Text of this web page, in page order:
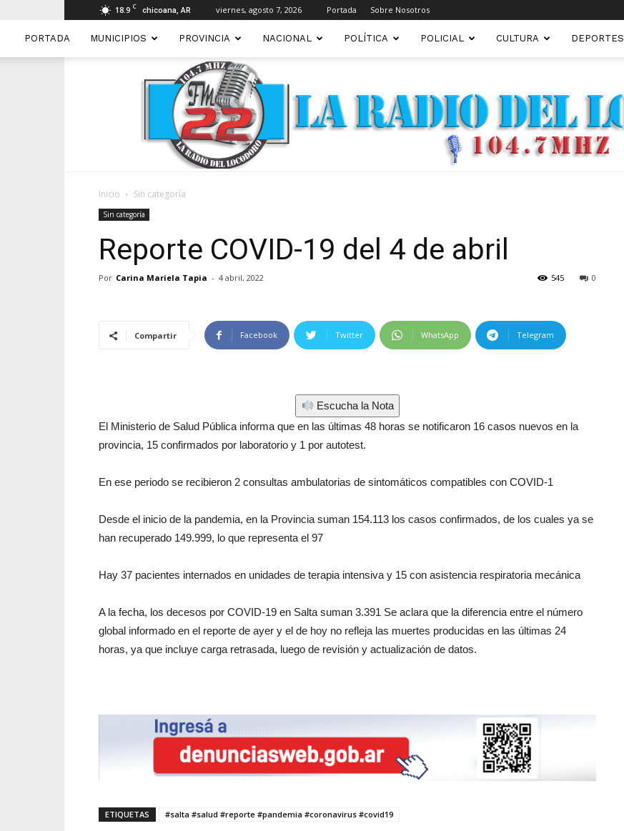
18.9 C chicoana, AR viernes, agosto 7, 2026 Portada Sobre Nosotros
PORTADA MUNICIPIOS PROVINCIA NACIONAL POLÍTICA POLICIAL CULTURA DEPORTES
Inicio Sin categoría
Sin categoría
Reporte COVID-19 del 4 de abril
Por Carina Mariela Tapia - 4 abril, 2022 0
545
Compartir Facebook Twitter WhatsApp Telegram
Escucha la Nota
El Ministerio de Salud Pública informa que en las últimas 48 horas se notificaron 16 casos nuevos en la
provincia, 15 confirmados por laboratorio y 1 por autotest.
En ese periodo se recibieron 2 consultas ambulatorias de sintomáticos compatibles con COVID-1
Desde el inicio de la pandemia, en la Provincia suman 154.113 los casos confirmados, de los cuales ya se
han recuperado 149.999, lo que representa el 97
Hay 37 pacientes internados en unidades de terapia intensiva y 15 con asistencia respiratoria mecánica
A la fecha, los decesos por COVID-19 en Salta suman 3.391 Se aclara que la diferencia entre el número
global informado en el reporte de ayer y el de hoy no refleja las muertes producidas en las últimas 24
horas, ya que incluye carga retrasada, luego de revisión y actualización de datos.
ETIQUETAS #salta #salud #reporte #pandemia #coronavirus #covid19